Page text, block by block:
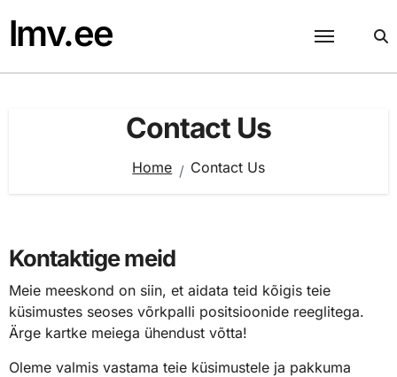
content
lmv.ee
Contact Us
Home Contact Us
Kontaktige meid
Meie meeskond on siin, et aidata teid kõigis teie
küsimustes seoses võrkpalli positsioonide reeglitega.
Ärge kartke meiega ühendust võtta!
Oleme valmis vastama teie küsimustele ja pakkuma